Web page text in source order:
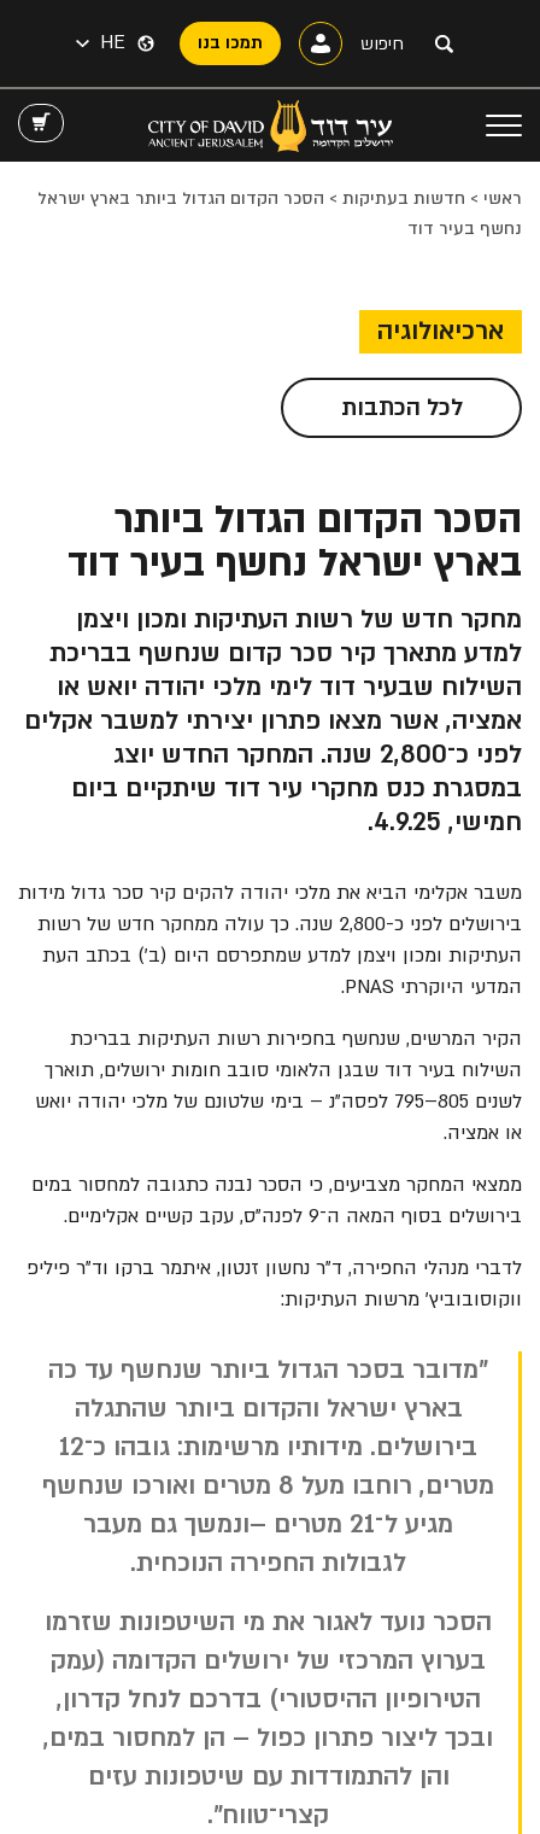
תמכו בנו HE
ראשי > חדשות בעתיקות > הסכר הקדום הגדול ביותר בארץ ישראל
נחשף בעיר דוד
ארכיאולוגיה
לכל הכתבות
הסכר הקדום הגדול ביותר
בארץ ישראל נחשף בעיר דוד
מחקר חדש של רשות העתיקות ומכון ויצמן
למדע מתארך קיר סכר קדום שנחשף בבריכת
השילוח שבעיר דוד לימי מלכי יהודה יואש או
אמציה, אשר מצאו פתרון יצירתי למשבר אקלים
לפני כ־2,800 שנה. המחקר החדש יוצג
במסגרת כנס מחקרי עיר דוד שיתקיים ביום
חמישי, 4.9.25.
משבר אקלימי הביא את מלכי יהודה להקים קיר סכר גדול מידות
בירושלים לפני כ-2,800 שנה. כך עולה ממחקר חדש של רשות
העתיקות ומכון ויצמן למדע שמתפרסם היום (ב') בכתב העת
המדעי היוקרתי PNAS.
הקיר המרשים, שנחשף בחפירות רשות העתיקות בבריכת
השילוח בעיר דוד שבגן הלאומי סובב חומות ירושלים, תוארך
לשנים 805–795 לפסה"נ – בימי שלטונם של מלכי יהודה יואש
או אמציה.
ממצאי המחקר מצביעים, כי הסכר נבנה כתגובה למחסור במים
בירושלים בסוף המאה ה־9 לפנה"ס, עקב קשיים אקלימיים.
לדברי מנהלי החפירה, ד"ר נחשון זנטון, איתמר ברקו וד"ר פיליפ
ווקוסובוביץ' מרשות העתיקות:
"מדובר בסכר הגדול ביותר שנחשף עד כה
בארץ ישראל והקדום ביותר שהתגלה
בירושלים. מידותיו מרשימות: גובהו כ־12
מטרים, רוחבו מעל 8 מטרים ואורכו שנחשף
מגיע ל־21 מטרים –ונמשך גם מעבר
לגבולות החפירה הנוכחית.
הסכר נועד לאגור את מי השיטפונות שזרמו
בערוץ המרכזי של ירושלים הקדומה (עמק
הטירופיון ההיסטורי) בדרכם לנחל קדרון,
ובכך ליצור פתרון כפול – הן למחסור במים,
והן להתמודדות עם שיטפונות עזים
קצרי־טווח".